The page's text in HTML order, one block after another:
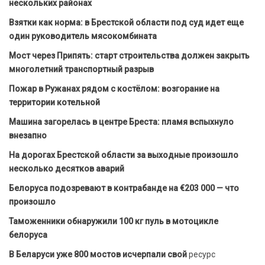
нескольких районах
Взятки как норма: в Брестской области под суд идет еще
один руководитель мясокомбината
Мост через Припять: старт строительства должен закрыть
многолетний транспортный разрыв
Пожар в Ружанах рядом с костёлом: возгорание на
территории котельной
Машина загорелась в центре Бреста: пламя вспыхнуло
внезапно
На дорогах Брестской области за выходные произошло
несколько десятков аварий
Белоруса подозревают в контрабанде на €203 000 — что
произошло
Таможенники обнаружили 100 кг пуль в мотоцикле
белоруса
В Беларуси уже 800 мостов исчерпали свойресурс